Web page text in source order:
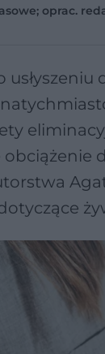
oprac.